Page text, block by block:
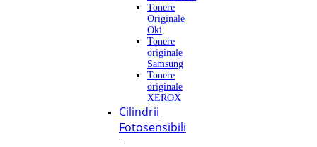
Tonere
Originale
Oki
Tonere
originale
Samsung
Tonere
originale
XEROX
Cilindrii
Fotosensibili
.